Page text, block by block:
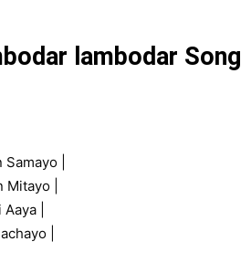
lambodar
|
|
|
|